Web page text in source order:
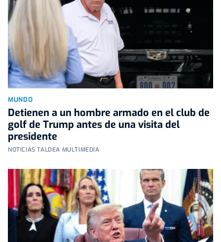
MUNDO
Detienen a un hombre armado en el club de
golf de Trump antes de una visita del
presidente
NOTICIAS TALDEA MULTIMEDIA